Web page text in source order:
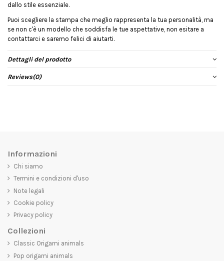
dallo stile essenziale.
Puoi scegliere la stampa che meglio rappresenta la tua personalità, ma
se non c'è un modello che soddisfa le tue aspettative, non esitare a
contattarci e saremo felici di aiutarti.
Dettagli del prodotto
Reviews(0)
Informazioni
Chi siamo
Termini e condizioni d'uso
Note legali
Cookie policy
Privacy policy
Collezioni
Classic Origami animals
Pop origami animals